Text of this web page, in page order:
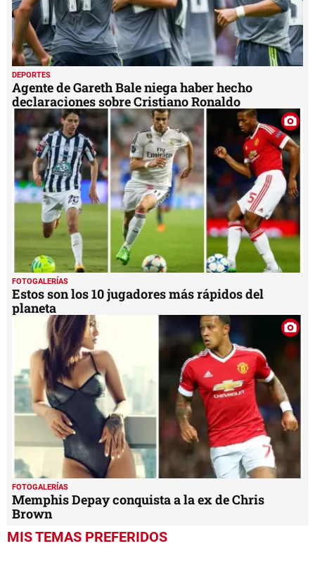
DEPORTES
Agente de Gareth Bale niega haber hecho
declaraciones sobre Cristiano Ronaldo
FOTOGALERÍAS
Estos son los 10 jugadores más rápidos del
planeta
FOTOGALERÍAS
Memphis Depay conquista a la ex de Chris
Brown
MIS TEMAS PREFERIDOS